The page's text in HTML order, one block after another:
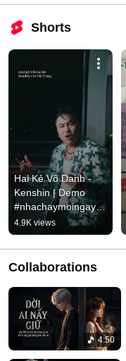
Shorts
Hai Kẻ Vô Danh -
Kenshin | Demo
#nhachaymoingay
#tamtrang
4.9K views
Collaborations
4:50